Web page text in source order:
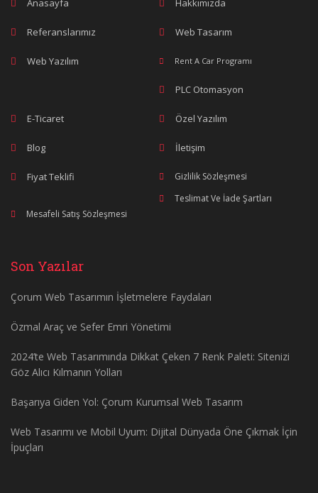
Referanslarımız Web Tasarım
Web Yazılım Rent A Car Programı
PLC Otomasyon
E-Ticaret Özel Yazılım
Blog İletişim
Fiyat Teklifi
Gizlilik Sözleşmesi
Teslimat Ve İade Şartları
Mesafeli Satış Sözleşmesi
Son Yazılar
Çorum Web Tasarımın İşletmelere Faydaları
Özmal Araç ve Sefer Emri Yönetimi
2024’te Web Tasarımında Dikkat Çeken 7 Renk Paleti: Sitenizi
Göz Alıcı Kılmanın Yolları
Başarıya Giden Yol: Çorum Kurumsal Web Tasarım
Web Tasarımı ve Mobil Uyum: Dijital Dünyada Öne Çıkmak İçin
İpuçları